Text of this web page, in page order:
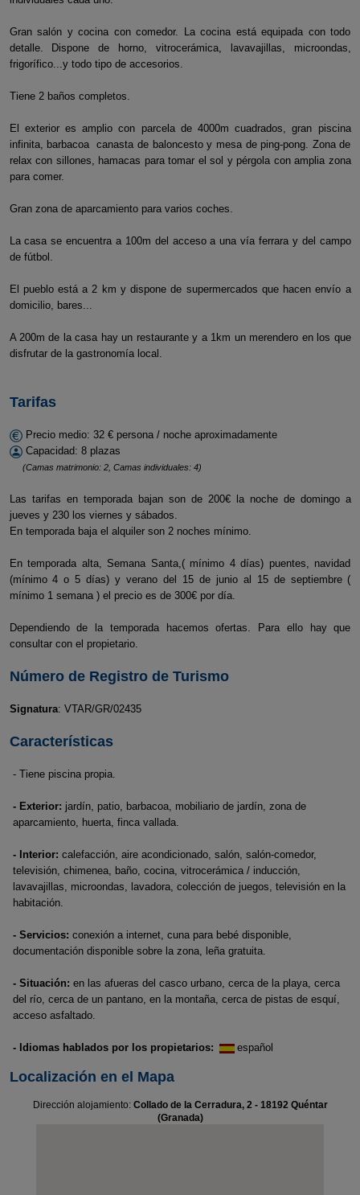
Gran salón y cocina con comedor. La cocina está equipada con todo
detalle. Dispone de horno, vitrocerámica, lavavajillas, microondas,
frigorífico...y todo tipo de accesorios.
Tiene 2 baños completos.
El exterior es amplio con parcela de 4000m cuadrados, gran piscina
infinita, barbacoa canasta de baloncesto y mesa de ping-pong. Zona de
relax con sillones, hamacas para tomar el sol y pérgola con amplia zona
para comer.
Gran zona de aparcamiento para varios coches.
La casa se encuentra a 100m del acceso a una vía ferrara y del campo
de fútbol.
El pueblo está a 2 km y dispone de supermercados que hacen envío a
domicilio, bares...
A 200m de la casa hay un restaurante y a 1km un merendero en los que
disfrutar de la gastronomía local.
Tarifas
Precio medio: 32 € persona / noche aproximadamente
Capacidad: 8 plazas
(Camas matrimonio: 2, Camas individuales: 4)
Las tarifas en temporada bajan son de 200€ la noche de domingo a
jueves y 230 los viernes y sábados.
En temporada baja el alquiler son 2 noches mínimo.
En temporada alta, Semana Santa,( mínimo 4 días) puentes, navidad
(mínimo 4 o 5 días) y verano del 15 de junio al 15 de septiembre (
mínimo 1 semana ) el precio es de 300€ por día.
Dependiendo de la temporada hacemos ofertas. Para ello hay que
consultar con el propietario.
Número de Registro de Turismo
Signatura: VTAR/GR/02435
Características
- Tiene piscina propia.
- Exterior: jardín, patio, barbacoa, mobiliario de jardín, zona de
aparcamiento, huerta, finca vallada.
- Interior: calefacción, aire acondicionado, salón, salón-comedor,
televisión, chimenea, baño, cocina, vitrocerámica / inducción,
lavavajillas, microondas, lavadora, colección de juegos, televisión en la
habitación.
- Servicios: conexión a internet, cuna para bebé disponible,
documentación disponible sobre la zona, leña gratuita.
- Situación: en las afueras del casco urbano, cerca de la playa, cerca
del río, cerca de un pantano, en la montaña, cerca de pistas de esquí,
acceso asfaltado.
- Idiomas hablados por los propietarios: español
Localización en el Mapa
Dirección alojamiento: Collado de la Cerradura, 2 - 18192 Quéntar
(Granada)